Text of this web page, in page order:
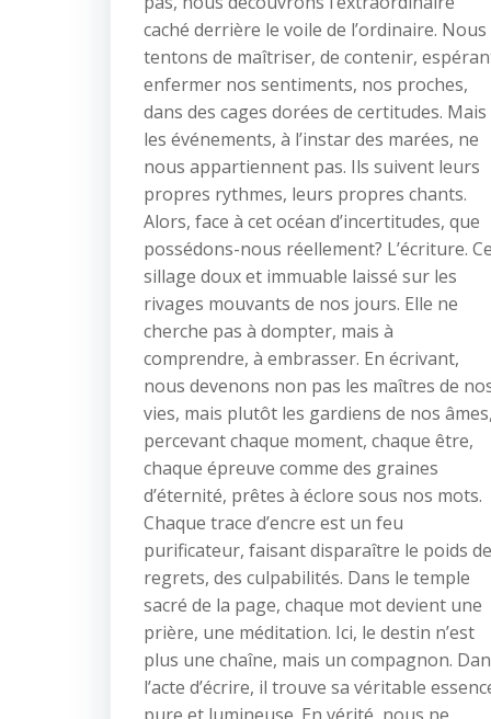
caché derrière le voile de l’ordinaire. Nous
tentons de maîtriser, de contenir,
enfermer nos sentiments, nos proches,
dans des cages dorées de certitudes. Mais
les événements, à l’instar des marées, ne
nous appartiennent pas. Ils suivent leurs
propres rythmes, leurs propres chants.
Alors, face à cet océan d’incertitudes, que
possédons-nous réellement? L’écriture. Ce
sillage doux et immuable laissé sur les
rivages mouvants de nos jours. Elle ne
cherche pas à dompter, mais à
comprendre, à embrasser. En écrivant,
nous devenons non pas les maîtres de
vies, mais plutôt les gardiens de nos âmes,
percevant chaque moment, chaque être,
chaque épreuve comme des graines
d’éternité, prêtes à éclore sous nos mots.
Chaque trace d’encre est un feu
purificateur, faisant disparaître le poids
regrets, des culpabilités. Dans le temple
sacré de la page, chaque mot devient une
prière, une méditation. Ici, le destin n’est
plus une chaîne, mais un compagnon.
l’acte d’écrire, il trouve sa véritable